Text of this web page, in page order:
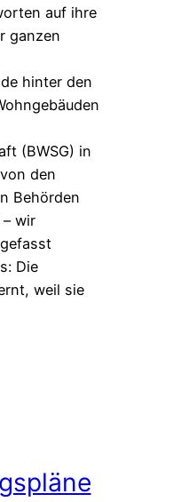
auf ihre
ganzen
hinter den
(BWSG) in
den
Behörden
– wir
Die
weil sie